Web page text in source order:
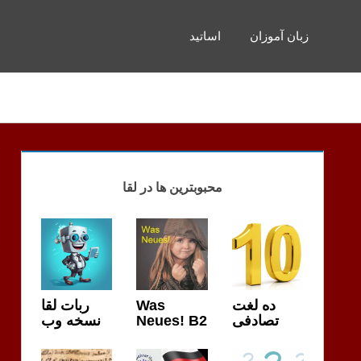
اساتید زبان آموزان
محبوبترین ها در لقا
ربات لقا
نسخه وب
Was
Neues! B2
ده لغت
تصادفی